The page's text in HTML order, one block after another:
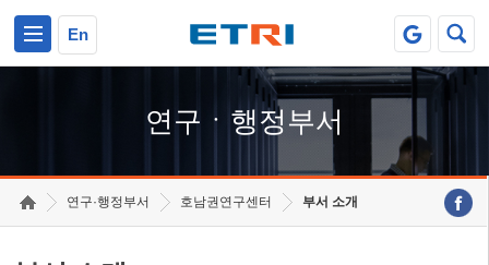
En
연구ㆍ행정부서
연구·행정부서 호남권연구센터 부서 소개